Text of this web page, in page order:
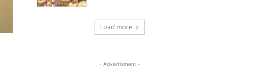
Load more
- Advertisment -